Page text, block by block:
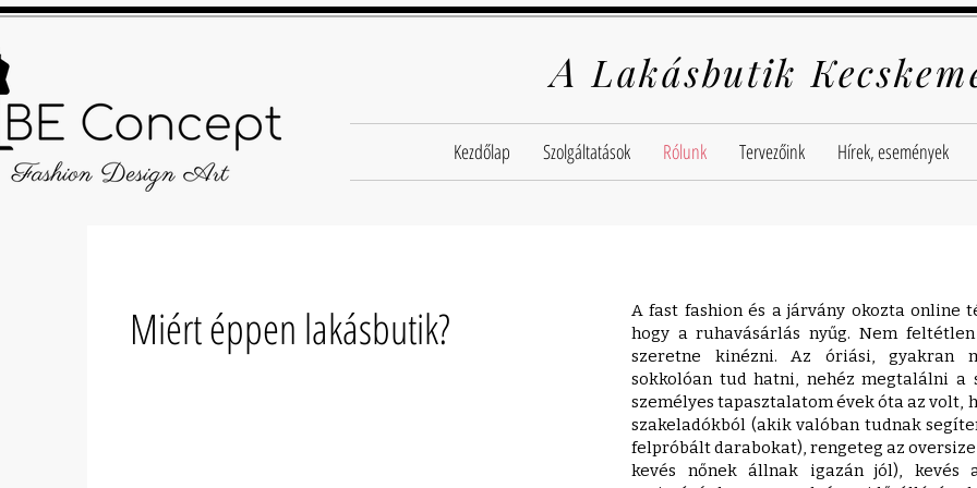
A Lakásbutik
Kezdőlap Szolgáltatások Rólunk Tervezőink Hírek, események
Miért éppen lakásbutik?
A fast fashion és a járvány okozta online
hogy a ruhavásárlás nyűg. Nem
szeretne kinézni. Az óriási, gyakran
sokkolóan tud hatni, nehéz megtalálni a
személyes tapasztalatom évek óta az volt,
szakeladókból (akik valóban tudnak
felpróbált darabokat), rengeteg az
kevés nőnek állnak igazán jól), kevés